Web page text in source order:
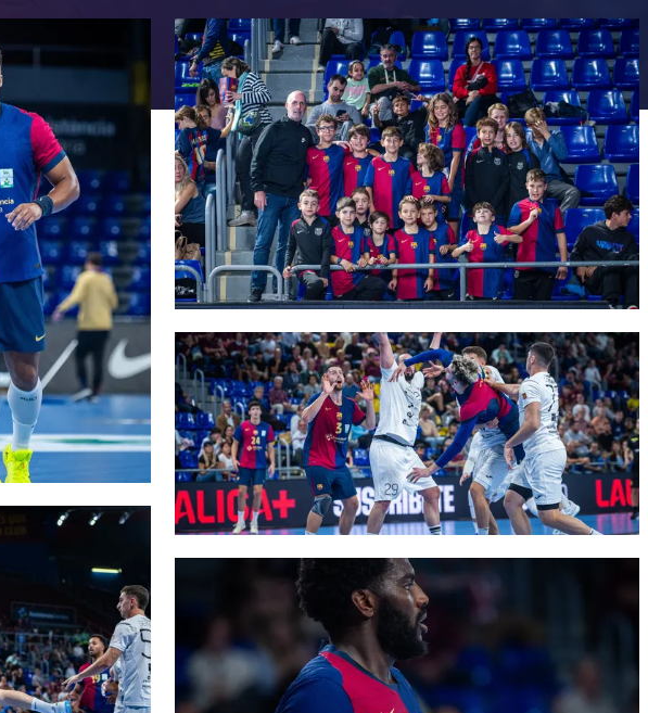
FC Barcelona club badge
FC Barcelona club badge
FC Barcelona club badge